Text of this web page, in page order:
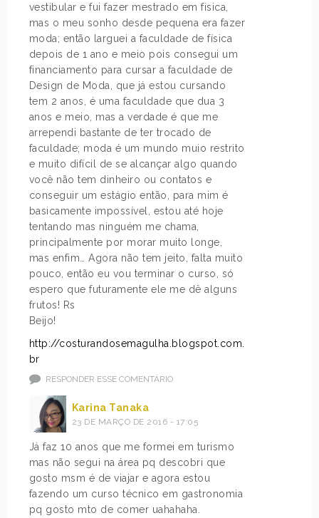
vestibular e fui fazer mestrado em fisica,
mas o meu sonho desde pequena era fazer
moda; então larguei a faculdade de física
depois de 1 ano e meio pois consegui um
financiamento para cursar a faculdade de
Design de Moda, que já estou cursando
tem 2 anos, é uma faculdade que dua 3
anos e meio, mas a verdade é que me
arrependi bastante de ter trocado de
faculdade; moda é um mundo muio restrito
e muito difícil de se alcançar algo quando
você não tem dinheiro ou contatos e
conseguir um estágio então, para mim é
basicamente impossível, estou até hoje
tentando mas ninguém me chama,
principalmente por morar muito longe,
mas enfim… Agora não tem jeito, falta muito
pouco, então eu vou terminar o curso, só
espero que futuramente ele me dê alguns
frutos! Rs
Beijo!
http://costurandosemagulha.blogspot.com.
br
RESPONDER ESSE COMENTÁRIO
Karina Tanaka
23 DE MARÇO DE 2016 - 17:05
Já faz 10 anos que me formei em turismo
mas não segui na área pq descobri que
gosto msm é de viajar e agora estou
fazendo um curso técnico em gastronomia
pq gosto mto de comer uahahaha.